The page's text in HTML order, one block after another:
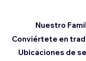
Conviértete en
Ubicaciones de
Nuestro